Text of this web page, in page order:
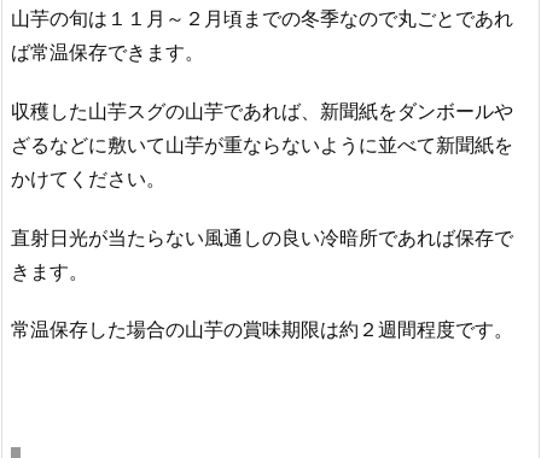
山芋の旬は１１月～２月頃までの冬季なので丸ごとであれ
ば常温保存できます。
収穫した山芋スグの山芋であれば、新聞紙をダンボールや
ざるなどに敷いて山芋が重ならないように並べて新聞紙を
かけてください。
直射日光が当たらない風通しの良い冷暗所であれば保存で
きます。
常温保存した場合の山芋の賞味期限は約２週間程度です。